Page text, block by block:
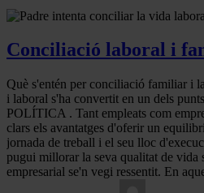
Conciliació laboral i
Què s'entén per conciliació familiar i
i laboral s'ha convertit en un dels
POLÍTICA . Tant empleats com
clars els avantatges d'oferir un
jornada de treball i el seu lloc
pugui millorar la seva qualitat de vida
empresarial se'n vegi ressentit. En